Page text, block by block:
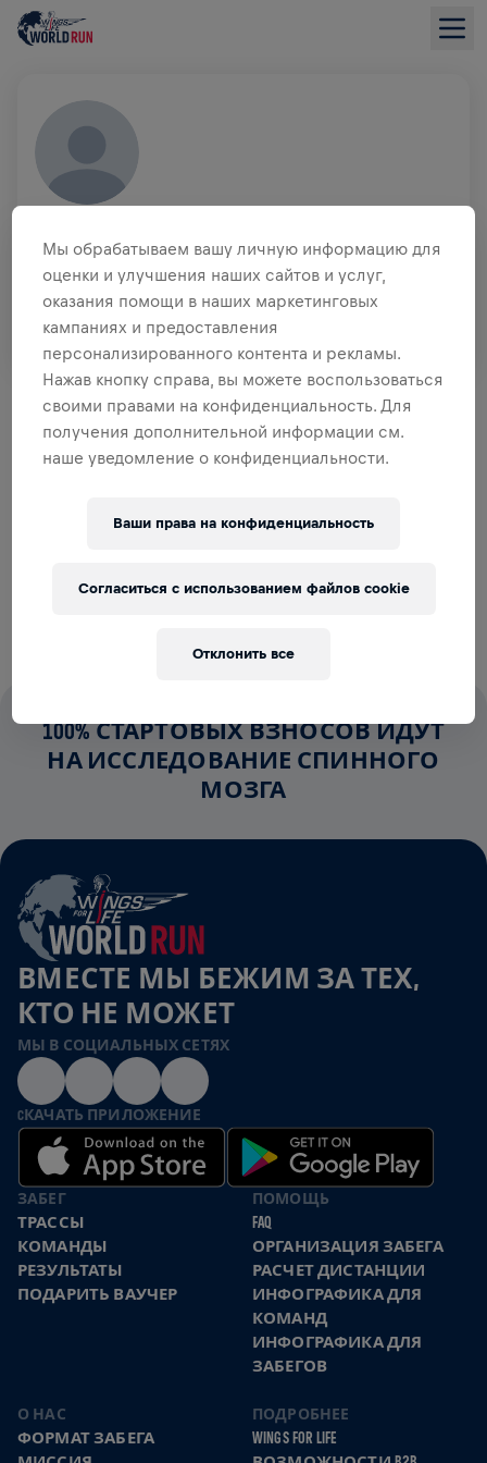
ITA
DESPAR
ОБЗОР СБОРА СРЕДСТВ
0,00 $ СОБРАНО ИЗ ЦЕЛИ 0,00 $
спинного мозга.
100% СТАРТОВЫХ ВЗНОСОВ ИДУТ
НА ИССЛЕДОВАНИЕ СПИННОГО
МОЗГА
ВМЕСТЕ МЫ БЕЖИМ ЗА ТЕХ,
КТО НЕ МОЖЕТ
МЫ В СОЦИАЛЬНЫХ СЕТЯХ
CКАЧАТЬ ПРИЛОЖЕНИЕ
ЗАБЕГ
ТРАССЫ
КОМАНДЫ
РЕЗУЛЬТАТЫ
ПОДАРИТЬ ВАУЧЕР
ПОМОЩЬ
FAQ
ОРГАНИЗАЦИЯ ЗАБЕГА
РАСЧЕТ ДИСТАНЦИИ
ИНФОГРАФИКА ДЛЯ
КОМАНД
ИНФОГРАФИКА ДЛЯ
ЗАБЕГОВ
О НАС
ФОРМАТ ЗАБЕГА
ПОДРОБНЕЕ
WINGS FOR LIFE
Мы обрабатываем вашу личную информацию для
оценки и улучшения наших сайтов и услуг,
оказания помощи в наших маркетинговых
кампаниях и предоставления
персонализированного контента и рекламы.
Нажав кнопку справа, вы можете воспользоваться
своими правами на конфиденциальность. Для
получения дополнительной информации см.
наше уведомление о конфиденциальности.
Ваши права на конфиденциальность
Отклонить все
Согласиться с использованием файлов cookie